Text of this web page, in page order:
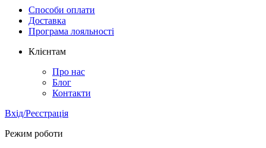
Способи оплати
Доставка
Програма лояльності
Клієнтам
Про нас
Блог
Контакти
Вхід/Реєстрація
Режим роботи